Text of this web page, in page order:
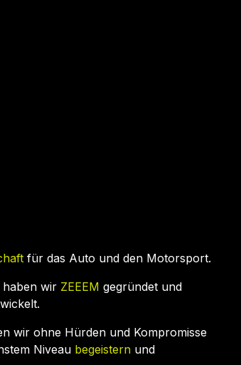
für das Auto und den Motorsport.
haben wir ZEEEM gegründet und
wir ohne Hürden und Kompromisse
Niveau begeistern und